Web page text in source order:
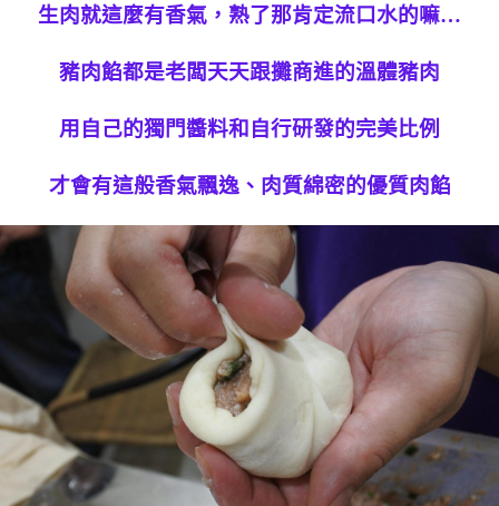
生肉就這麼有香氣，熟了那肯定流口水的嘛…
豬肉餡都是老闆天天跟攤商進的溫體豬肉
用自己的獨門醬料和自行研發的完美比例
才會有這般香氣飄逸、肉質綿密的優質肉餡